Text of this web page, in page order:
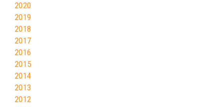
2020
2019
2018
2017
2016
2015
2014
2013
2012